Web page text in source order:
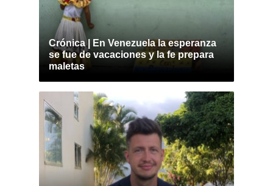
Crónica | En Venezuela la esperanza
se fue de vacaciones y la fe prepara
maletas